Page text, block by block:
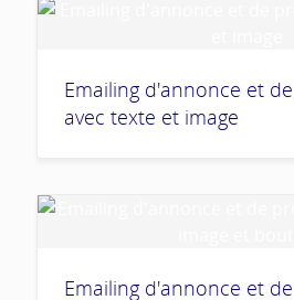
Emailing d'annonce et
avec texte et image
Emailing d'annonce et